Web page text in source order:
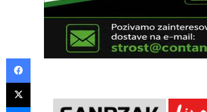
Facebook
X
Messenger